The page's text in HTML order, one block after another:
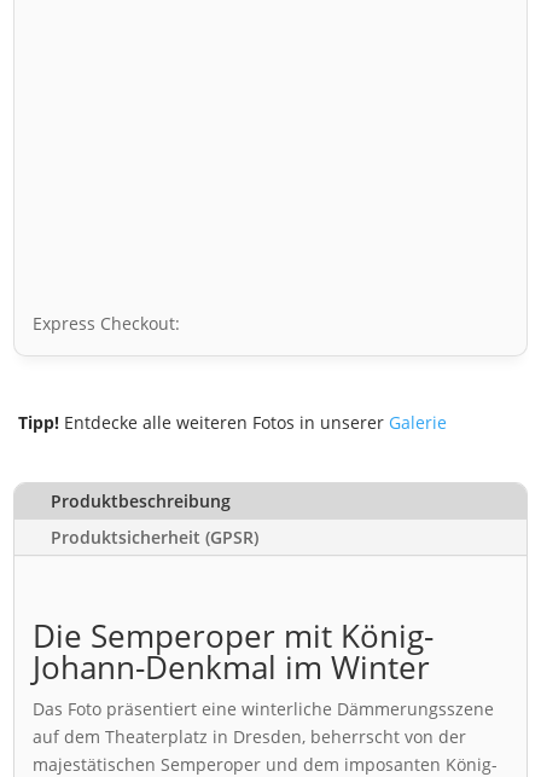
Express Checkout:
Tipp! Entdecke alle weiteren Fotos in unserer Galerie
Produktbeschreibung
Produktsicherheit (GPSR)
Die Semperoper mit König-
Johann-Denkmal im Winter
Das Foto präsentiert eine winterliche Dämmerungsszene
auf dem Theaterplatz in Dresden, beherrscht von der
majestätischen Semperoper und dem imposanten König-